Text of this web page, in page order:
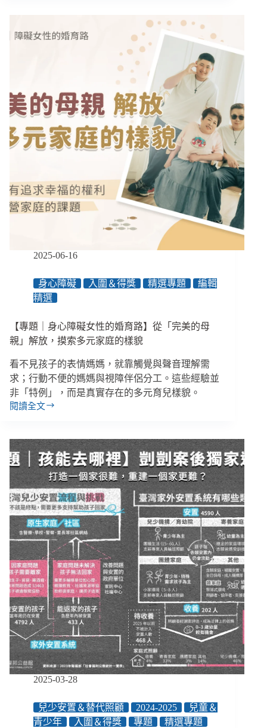
眼、
腳，
視
障
Ｘ
肢
性
的
職
／
【眾
相
EP144】
2025-06-16
身心障礙 入圍＆得獎 精選專題
編輯
精選
【專題｜身心障礙女性的婚育路】從「完美的母
親」解放，摸索多元家庭的樣貌
看不見孩子的表情媽媽，就靠觸覺與聲音理解需
求；行動不便的媽媽與視障伴侶分工。這些經驗並
非「特例」，而是真實存在的多元育兒樣貌。
閱讀全文
【專
身
心
礙
女
性
的
婚
育
路】
從
「完
美
的
母
親」
解
放，
摸
2025-03-28
兒少安置＆替代照顧 2024-2025
兒童＆
青少年
入圍＆得獎 專題 精選專題